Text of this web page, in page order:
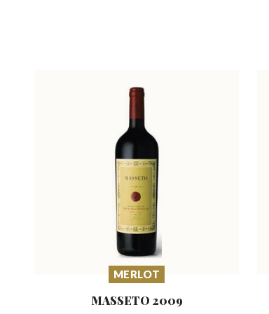
MERLOT
MASSETO 2009